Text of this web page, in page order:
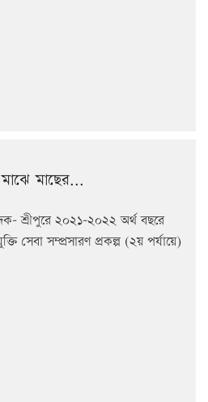
মাছের...
শ্রীপুরে ২০২১-২০২২ অর্থ বছরে
সেবা সম্প্রসারণ প্রকল্প (২য় পর্যায়ে)